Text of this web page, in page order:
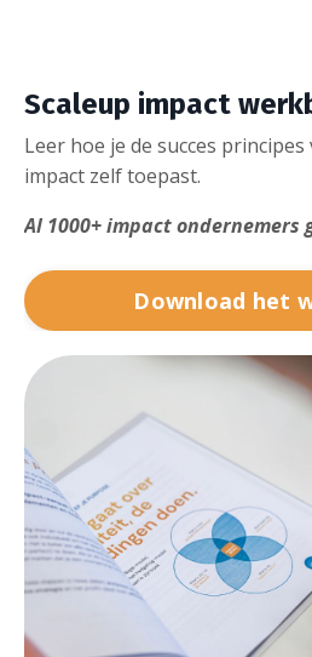
Scaleup impact
Leer hoe je de succes
impact zelf toepast.
Al 1000+ impact ondernemers
Download het